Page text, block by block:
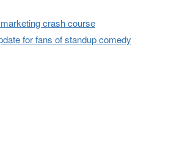
crash course
for fans of standup comedy